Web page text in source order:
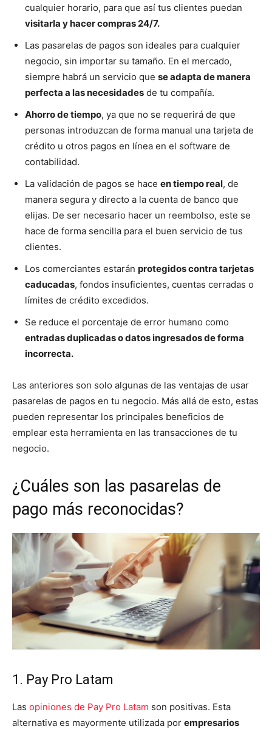
cualquier horario, para que así tus clientes puedan
visitarla y hacer compras 24/7.
Las pasarelas de pagos son ideales para cualquier
negocio, sin importar su tamaño. En el mercado,
siempre habrá un servicio que se adapta de manera
perfecta a las necesidades de tu compañía.
Ahorro de tiempo, ya que no se requerirá de que
personas introduzcan de forma manual una tarjeta de
crédito u otros pagos en línea en el software de
contabilidad.
La validación de pagos se hace en tiempo real, de
manera segura y directo a la cuenta de banco que
elijas. De ser necesario hacer un reembolso, este se
hace de forma sencilla para el buen servicio de tus
clientes.
Los comerciantes estarán protegidos contra tarjetas
caducadas, fondos insuficientes, cuentas cerradas o
límites de crédito excedidos.
Se reduce el porcentaje de error humano como
entradas duplicadas o datos ingresados de forma
incorrecta.
Las anteriores son solo algunas de las ventajas de usar
pasarelas de pagos en tu negocio. Más allá de esto, estas
pueden representar los principales beneficios de
emplear esta herramienta en las transacciones de tu
negocio.
¿Cuáles son las pasarelas de
pago más reconocidas?
1. Pay Pro Latam
Las opiniones de Pay Pro Latam son positivas. Esta
alternativa es mayormente utilizada por empresarios